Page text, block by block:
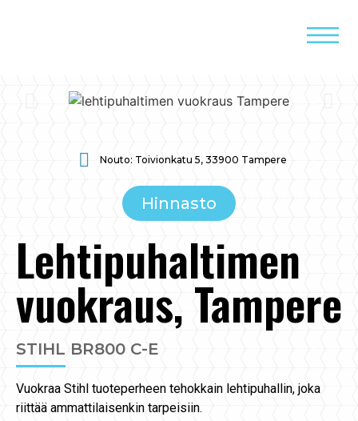
Nouto: Toivionkatu 5, 33900 Tampere
Hinnasto
Lehtipuhaltimen
vuokraus, Tampere
STIHL BR800 C-E
Vuokraa Stihl tuoteperheen tehokkain lehtipuhallin, joka
riittää ammattilaisenkin tarpeisiin.